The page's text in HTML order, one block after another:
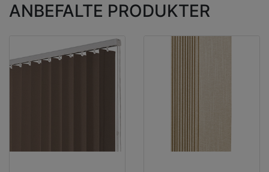
ANBEFALTE PRODUKTER